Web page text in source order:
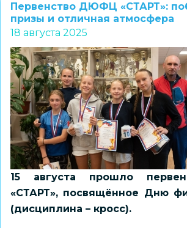
Первенство ДЮФЦ «СТАРТ»:
призы и отличная атмосфера
18 августа 2025
15 августа прошло
«СТАРТ», посвящённое Дню
(дисциплина – кросс).